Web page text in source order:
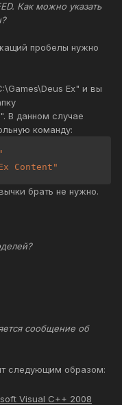
Как можно указать
пробелы нужно
Ex" и вы
В данном случае
команду:
Content"
брать не нужно.
сообщение об
следующим образом:
Visual C++ 2008